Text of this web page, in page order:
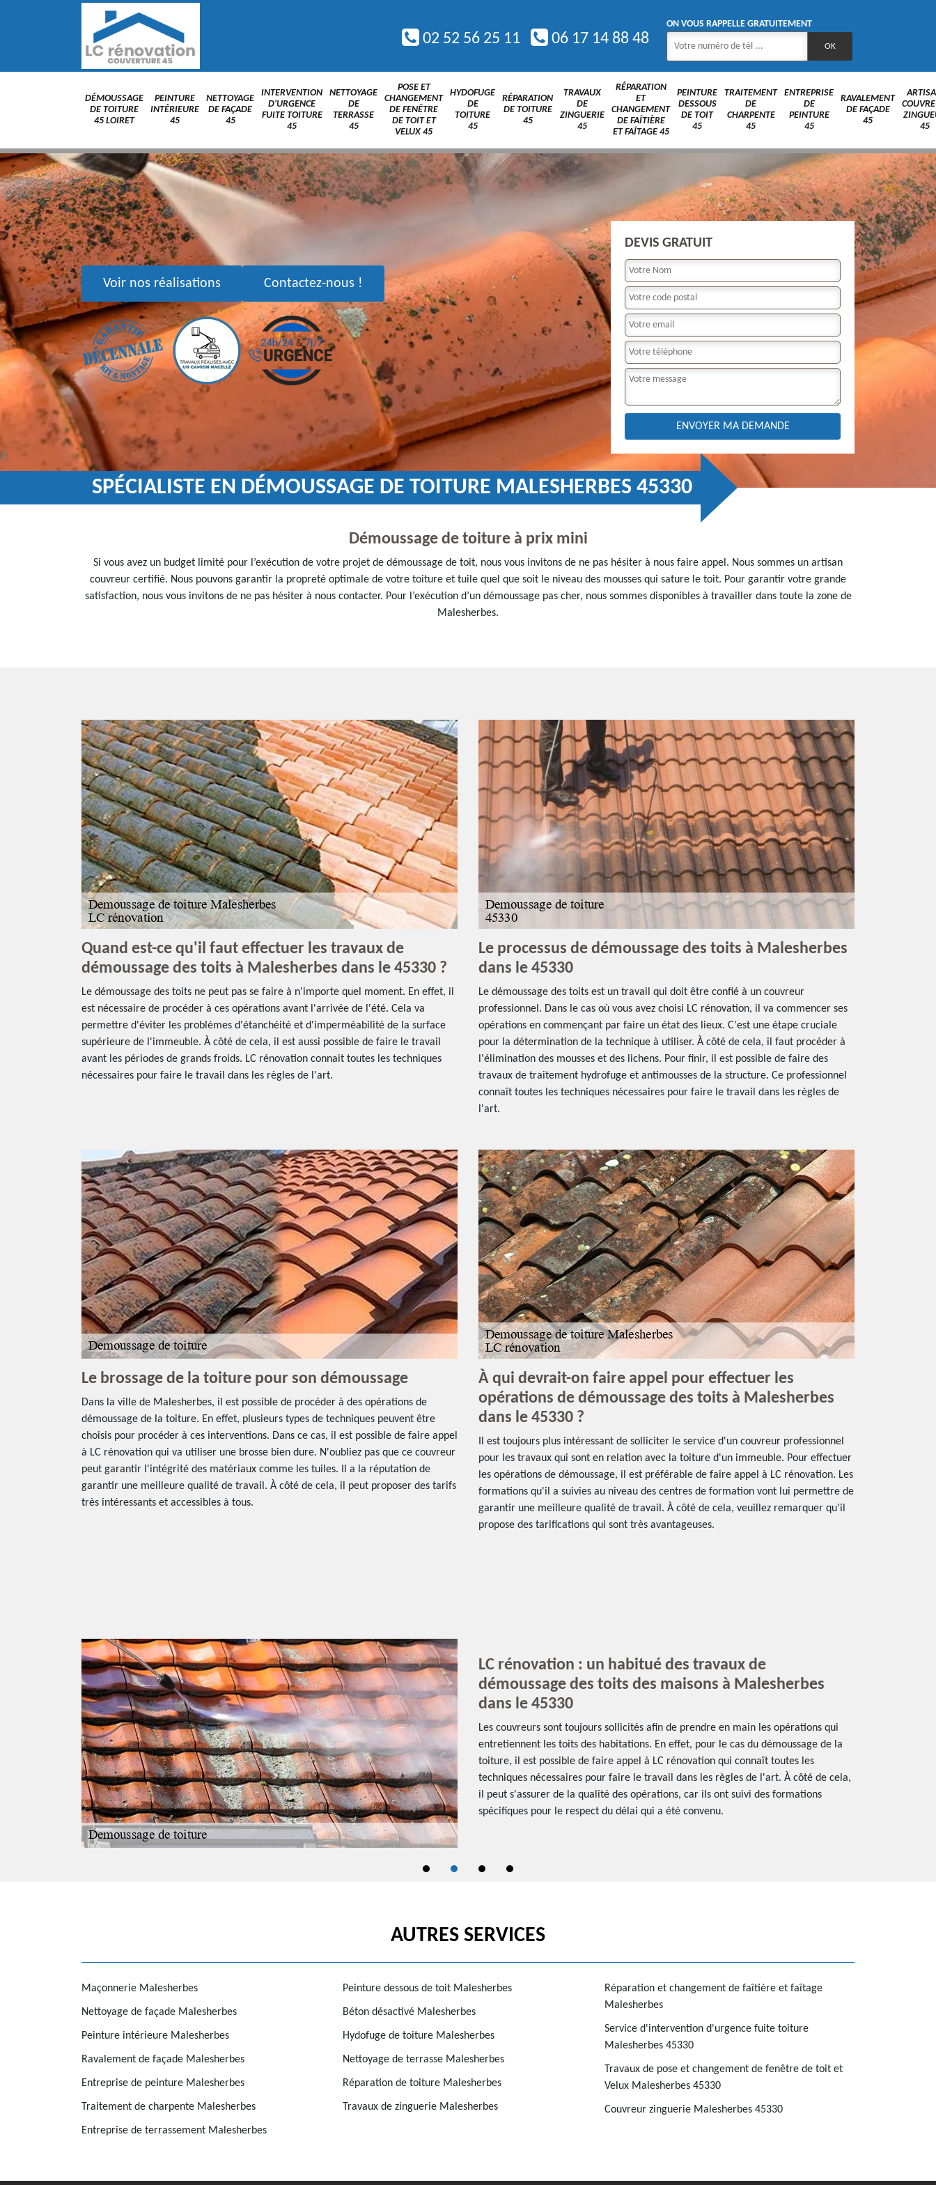
02 52 56 25 11 06 17 14 88 48
ON VOUS RAPPELLE GRATUITEMENT
DÉMOUSSAGE
DE TOITURE
45 LOIRET
PEINTURE
INTÉRIEURE
45
NETTOYAGE
DE FAÇADE
45
INTERVENTION
D'URGENCE
FUITE TOITURE
45
NETTOYAGE
DE
TERRASSE
45
POSE ET
CHANGEMENT
DE FENÊTRE
DE TOIT ET
VELUX 45
HYDOFUGE
DE
TOITURE
45
RÉPARATION
DE TOITURE
45
TRAVAUX
DE
ZINGUERIE
45
RÉPARATION
ET
CHANGEMENT
DE FAÎTIÈRE
ET FAÎTAGE 45
PEINTURE
DESSOUS
DE TOIT
45
TRAITEMENT
DE
CHARPENTE
45
ENTREPRISE
DE
PEINTURE
45
RAVALEMENT
DE FAÇADE
45
45
Voir nos réalisations Contactez-nous !
DEVIS GRATUIT
SPÉCIALISTE EN DÉMOUSSAGE DE TOITURE MALESHERBES 45330
Démoussage de toiture à prix mini
Si vous avez un budget limité pour l’exécution de votre projet de démoussage de toit, nous vous invitons de ne pas hésiter à nous faire appel. Nous sommes un artisan
couvreur certifié. Nous pouvons garantir la propreté optimale de votre toiture et tuile quel que soit le niveau des mousses qui sature le toit. Pour garantir votre grande
satisfaction, nous vous invitons de ne pas hésiter à nous contacter. Pour l’exécution d’un démoussage pas cher, nous sommes disponibles à travailler dans toute la zone de
Malesherbes.
Quand est-ce qu'il faut effectuer les travaux de
démoussage des toits à Malesherbes dans le 45330 ?
Le démoussage des toits ne peut pas se faire à n'importe quel moment. En effet, il
est nécessaire de procéder à ces opérations avant l'arrivée de l'été. Cela va
permettre d'éviter les problèmes d'étanchéité et d'imperméabilité de la surface
supérieure de l'immeuble. À côté de cela, il est aussi possible de faire le travail
avant les périodes de grands froids. LC rénovation connait toutes les techniques
nécessaires pour faire le travail dans les règles de l'art.
Le processus de démoussage des toits à Malesherbes
dans le 45330
Le démoussage des toits est un travail qui doit être confié à un couvreur
professionnel. Dans le cas où vous avez choisi LC rénovation, il va commencer ses
opérations en commençant par faire un état des lieux. C'est une étape cruciale
pour la détermination de la technique à utiliser. À côté de cela, il faut procéder à
l'élimination des mousses et des lichens. Pour finir, il est possible de faire des
travaux de traitement hydrofuge et antimousses de la structure. Ce professionnel
connaît toutes les techniques nécessaires pour faire le travail dans les règles de
l'art.
Le brossage de la toiture pour son démoussage
Dans la ville de Malesherbes, il est possible de procéder à des opérations de
démoussage de la toiture. En effet, plusieurs types de techniques peuvent être
choisis pour procéder à ces interventions. Dans ce cas, il est possible de faire appel
à LC rénovation qui va utiliser une brosse bien dure. N'oubliez pas que ce couvreur
peut garantir l'intégrité des matériaux comme les tuiles. Il a la réputation de
garantir une meilleure qualité de travail. À côté de cela, il peut proposer des tarifs
très intéressants et accessibles à tous.
À qui devrait-on faire appel pour effectuer les
opérations de démoussage des toits à Malesherbes
dans le 45330 ?
Il est toujours plus intéressant de solliciter le service d'un couvreur professionnel
pour les travaux qui sont en relation avec la toiture d'un immeuble. Pour effectuer
les opérations de démoussage, il est préférable de faire appel à LC rénovation. Les
formations qu'il a suivies au niveau des centres de formation vont lui permettre de
garantir une meilleure qualité de travail. À côté de cela, veuillez remarquer qu'il
propose des tarifications qui sont très avantageuses.
LC rénovation : un habitué des travaux de
démoussage des toits des maisons à Malesherbes
dans le 45330
Les couvreurs sont toujours sollicités afin de prendre en main les opérations qui
entretiennent les toits des habitations. En effet, pour le cas du démoussage de la
toiture, il est possible de faire appel à LC rénovation qui connaît toutes les
techniques nécessaires pour faire le travail dans les règles de l'art. À côté de cela,
il peut s'assurer de la qualité des opérations, car ils ont suivi des formations
spécifiques pour le respect du délai qui a été convenu.
AUTRES SERVICES
Maçonnerie Malesherbes
Nettoyage de façade Malesherbes
Peinture intérieure Malesherbes
Ravalement de façade Malesherbes
Entreprise de peinture Malesherbes
Traitement de charpente Malesherbes
Entreprise de terrassement Malesherbes
Peinture dessous de toit Malesherbes
Béton désactivé Malesherbes
Hydofuge de toiture Malesherbes
Nettoyage de terrasse Malesherbes
Réparation de toiture Malesherbes
Travaux de zinguerie Malesherbes
Réparation et changement de faîtière et faîtage
Malesherbes
Service d'intervention d'urgence fuite toiture
Malesherbes 45330
Travaux de pose et changement de fenêtre de toit et
Velux Malesherbes 45330
Couvreur zinguerie Malesherbes 45330